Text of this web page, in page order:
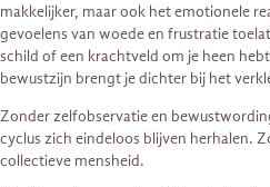
makkelijker, maar ook het emotionele
gevoelens van woede en frustratie
schild of een krachtveld om je heen
bewustzijn brengt je dichter bij het
Zonder zelfobservatie en
cyclus zich eindeloos blijven herhalen.
collectieve mensheid.